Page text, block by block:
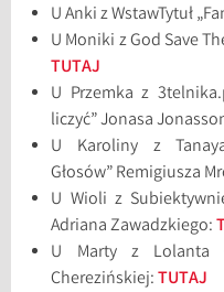
U Anki z WstawTytuł
U Moniki z God Save
TUTAJ
U Przemka z
liczyć” Jonasa
U Karoliny z
Głosów” Remigiusza
U Wioli z
Adriana Zawadzkiego:
U Marty z Lolanta
Cherezińskiej:TUTAJ